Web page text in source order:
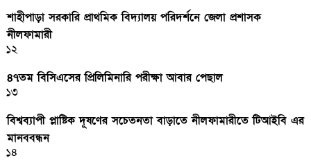
শাহীপাড়া সরকারি প্রাথমিক বিদ্যালয় পরিদর্শনে জেলা প্রশাসক
নীলফামারী
১২
৪৭তম বিসিএসের প্রিলিমিনারি পরীক্ষা আবার পেছাল
১৩
বিশ্বব্যাপী প্লাষ্টিক দূষণের সচেতনতা বাড়াতে নীলফামারীতে টিআইবি এর
মানববন্ধন
১৪